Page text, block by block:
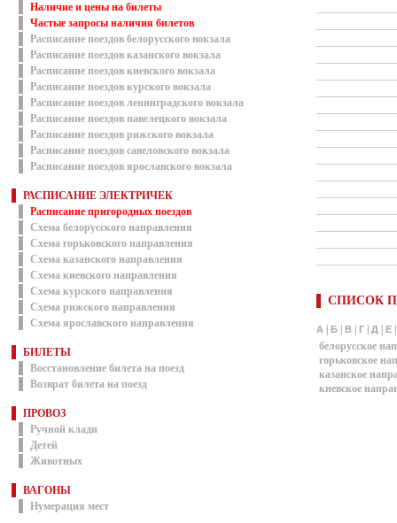
Наличие и цены на билеты
Частые запросы наличия билетов
Расписание поездов белорусского вокзала
Расписание поездов казанского вокзала
Расписание поездов киевского вокзала
Расписание поездов курского вокзала
Расписание поездов ленинградского вокзала
Расписание поездов павелецкого вокзала
Расписание поездов рижского вокзала
Расписание поездов савеловского вокзала
Расписание поездов ярославского вокзала
РАСПИСАНИЕ ЭЛЕКТРИЧЕК
Расписание пригородных поездов
Схема белорусского направления
Схема горьковского направления
Схема казанского направления
Схема киевского направления
Схема курского направления
Схема рижского направления
Схема ярославского направления
БИЛЕТЫ
Восстановление билета на поезд
Возврат билета на поезд
ПРОВОЗ
Ручной клади
Детей
Животных
ВАГОНЫ
Нумерация мест
СПИСОК
А Б В Г Д Е
белорусское
горьковское
казанское
киевское